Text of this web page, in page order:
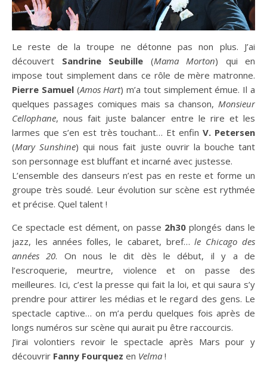
Le reste de la troupe ne détonne pas non plus. J’ai
découvert Sandrine Seubille (Mama Morton) qui en
impose tout simplement dans ce rôle de mère matronne.
Pierre Samuel(Amos Hart) m’a tout simplement émue. Il a
quelques passages comiques mais sa chanson, Monsieur
Cellophane, nous fait juste balancer entre le rire et les
larmes que s’en est très touchant… Et enfinV. Petersen
(Mary Sunshine) qui nous fait juste ouvrir la bouche tant
son personnage est bluffant et incarné avec justesse.
L’ensemble des danseurs n’est pas en reste et forme un
groupe très soudé. Leur évolution sur scène est rythmée
et précise. Quel talent !
Ce spectacle est dément, on passe 2h30 plongés dans le
jazz, les années folles, le cabaret, bref…le Chicago des
années 20. On nous le dit dès le début, il y a de
l’escroquerie, meurtre, violence et on passe des
meilleures. Ici, c’est la presse qui fait la loi, et qui saura s’y
prendre pour attirer les médias et le regard des gens. Le
spectacle captive… on m’a perdu quelques fois après de
longs numéros sur scène qui aurait pu être raccourcis.
J’irai volontiers revoir le spectacle après Mars pour y
découvrir Fanny Fourquez en Velma !